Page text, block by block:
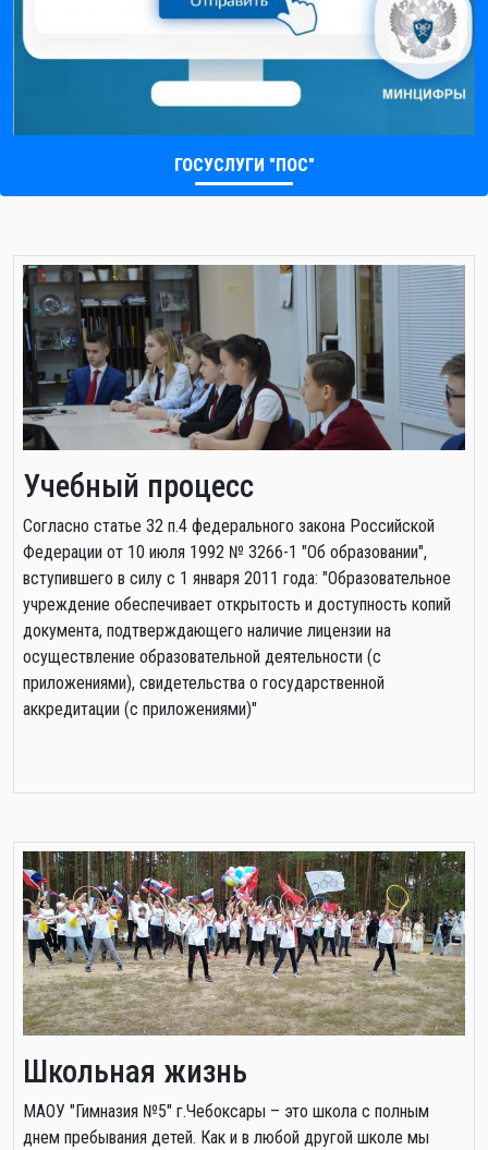
ГОСУСЛУГИ "ПОС"
Учебный процесс
Cогласно статье 32 п.4 федерального закона Российской
Федерации от 10 июля 1992 № 3266-1 "Об образовании",
вступившего в силу с 1 января 2011 года: "Образовательное
учреждение обеспечивает открытость и доступность копий
документа, подтверждающего наличие лицензии на
осуществление образовательной деятельности (с
приложениями), свидетельства о государственной
аккредитации (с приложениями)"
Школьная жизнь
МАОУ "Гимназия №5" г.Чебоксары – это школа с полным
днем пребывания детей. Как и в любой другой школе мы